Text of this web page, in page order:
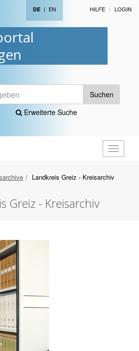
DE | EN HILFE LOGIN
Suchen
Erweiterte Suche
öffnen
Landkreis Greiz - Kreisarchiv
Greiz - Kreisarchiv